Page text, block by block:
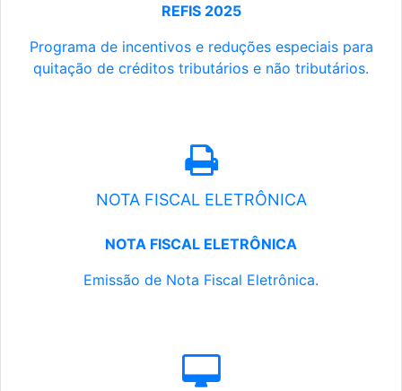
REFIS 2025
Programa de incentivos e reduções especiais para
quitação de créditos tributários e não tributários.
NOTA FISCAL ELETRÔNICA
NOTA FISCAL ELETRÔNICA
Emissão de Nota Fiscal Eletrônica.